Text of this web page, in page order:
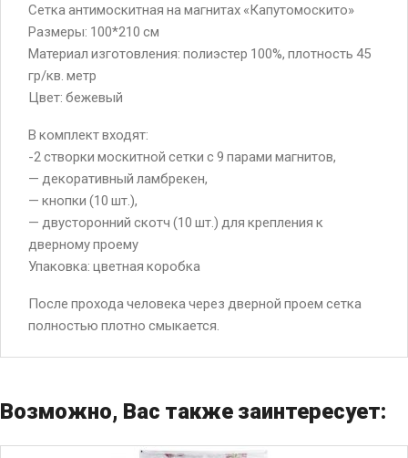
Сетка антимоскитная на магнитах «Капутомоскито»
Размеры: 100*210 см
Материал изготовления: полиэстер 100%, плотность 45
гр/кв. метр
Цвет: бежевый
В комплект входят:
-2 створки москитной сетки с 9 парами магнитов,
— декоративный ламбрекен,
— кнопки (10 шт.),
— двусторонний скотч (10 шт.) для крепления к
дверному проему
Упаковка: цветная коробка
После прохода человека через дверной проем сетка
полностью плотно смыкается.
Возможно, Вас также заинтересует: